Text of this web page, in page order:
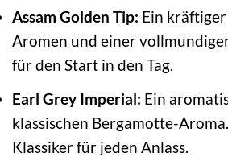
Assam Golden Tip: Ein
Aromen und einer
für den Start in den Tag.
Earl Grey Imperial: Ein
klassischen Bergamotte-
Klassiker für jeden Anlass.